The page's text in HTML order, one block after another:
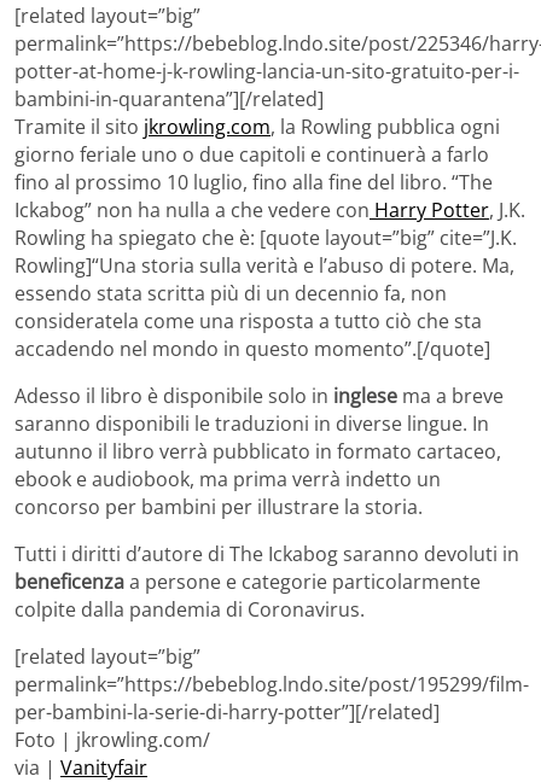
[related layout=”big”
permalink=”https://bebeblog.lndo.site/post/225346/
potter-at-home-j-k-rowling-lancia-un-sito-gratuito-per-i-
bambini-in-quarantena”][/related]
Tramite il sito jkrowling.com, la Rowling pubblica ogni
giorno feriale uno o due capitoli e continuerà a farlo
fino al prossimo 10 luglio, fino alla fine del libro. “The
Ickabog” non ha nulla a che vedere con Harry Potter, J.K.
Rowling ha spiegato che è: [quote layout=”big” cite=”J.K.
Rowling]“Una storia sulla verità e l’abuso di potere. Ma,
essendo stata scritta più di un decennio fa, non
consideratela come una risposta a tutto ciò che sta
accadendo nel mondo in questo momento”.[/quote]
Adesso il libro è disponibile solo in inglese ma a breve
saranno disponibili le traduzioni in diverse lingue. In
autunno il libro verrà pubblicato in formato cartaceo,
ebook e audiobook, ma prima verrà indetto un
concorso per bambini per illustrare la storia.
Tutti i diritti d’autore di The Ickabog saranno devoluti in
beneficenzaa persone e categorie particolarmente
colpite dalla pandemia di Coronavirus.
[related layout=”big”
permalink=”https://bebeblog.lndo.site/post/195299/film-
per-bambini-la-serie-di-harry-potter”][/related]
Foto | jkrowling.com/
via | Vanityfair